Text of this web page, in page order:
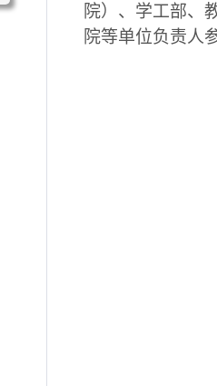
院）、学工部、
院等单位负责人